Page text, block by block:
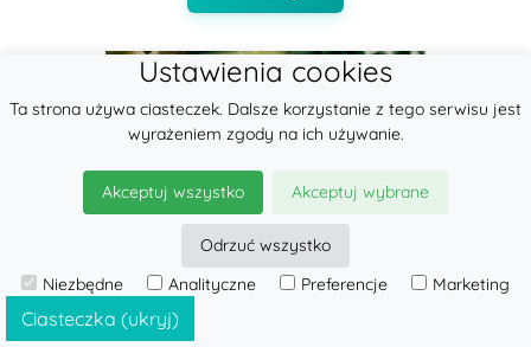
Ciasteczka (ukryj)
Ustawienia cookies
Ta strona używa ciasteczek. Dalsze korzystanie z tego serwisu jest
wyrażeniem zgody na ich używanie.
Akceptuj wszystko Akceptuj wybrane
Odrzuć wszystko
Niezbędne
Analityczne Preferencje Marketing